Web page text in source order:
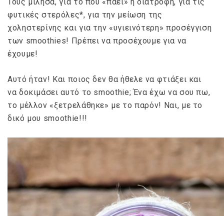
φυτικές στερόλες*, για την μείωση της
χοληστερίνης και για την «υγιεινότερη» προσέγγιση
των smoothies! Πρέπει να προσέχουμε για να
έχουμε!
Αυτό ήταν! Και ποιος δεν θα ήθελε να φτιάξει και
να δοκιμάσει αυτό το smoothie; Ένα έχω να σου πω,
το μέλλον «ξετρελάθηκε» με το παρόν! Ναι, με το
δικό μου smoothie!!!